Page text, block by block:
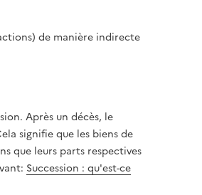
de manière indirecte
Après un décès, le
signifie que les biens de
que leurs parts respectives
Succession : qu'est-ce